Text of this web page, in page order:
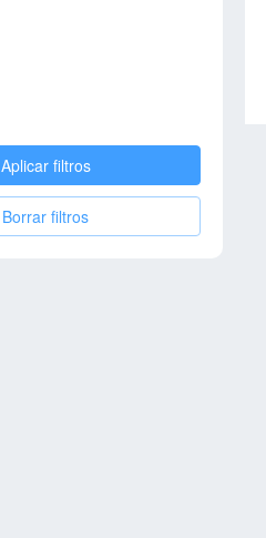
Aplicar filtros
Borrar filtros